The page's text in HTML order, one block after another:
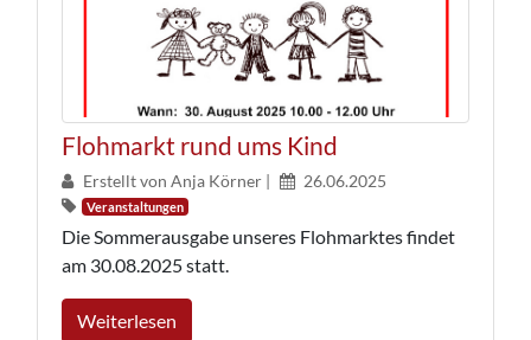
Flohmarkt rund ums Kind
Erstellt von Anja Körner | 26.06.2025
Veranstaltungen
Die Sommerausgabe unseres Flohmarktes findet
am 30.08.2025 statt.
Weiterlesen